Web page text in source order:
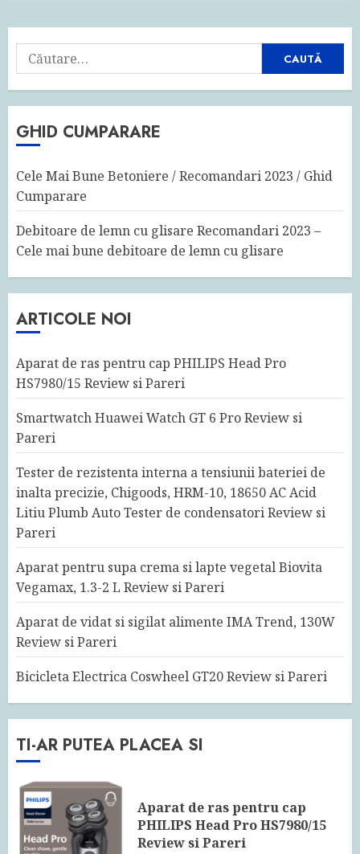
Caută
după:
GHID CUMPARARE
Cele Mai Bune Betoniere / Recomandari 2023 / Ghid
Cumparare
Debitoare de lemn cu glisare Recomandari 2023 –
Cele mai bune debitoare de lemn cu glisare
ARTICOLE NOI
Aparat de ras pentru cap PHILIPS Head Pro
HS7980/15 Review si Pareri
Smartwatch Huawei Watch GT 6 Pro Review si
Pareri
Tester de rezistenta interna a tensiunii bateriei de
inalta precizie, Chigoods, HRM-10, 18650 AC Acid
Litiu Plumb Auto Tester de condensatori Review si
Pareri
Aparat pentru supa crema si lapte vegetal Biovita
Vegamax, 1.3-2 L Review si Pareri
Aparat de vidat si sigilat alimente IMA Trend, 130W
Review si Pareri
Bicicleta Electrica Coswheel GT20 Review si Pareri
TI-AR PUTEA PLACEA SI
Aparat de ras pentru cap
PHILIPS Head Pro HS7980/15
Review si Pareri